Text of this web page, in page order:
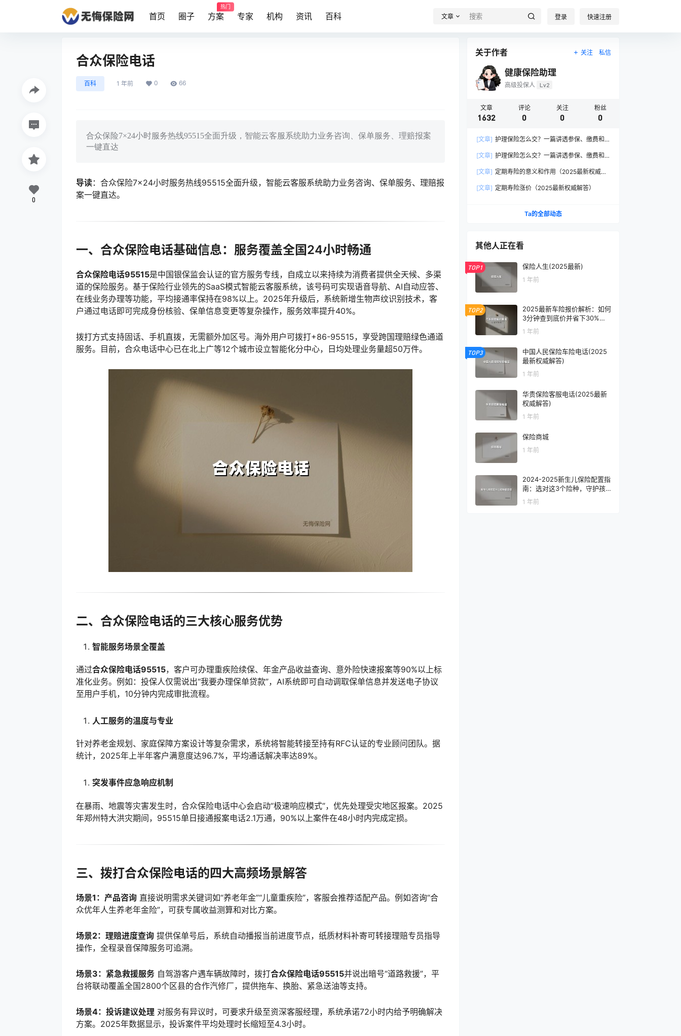
首页 圈子 方案
热门
专家 机构 资讯 百科 文章 登录 快速注册
合众保险电话
百科 1 年前 0 66
合众保险7×24小时服务热线95515全面升级，智能云客服系统助力业务咨询、保单服务、理赔报案
一键直达
导读：合众保险7×24小时服务热线95515全面升级，智能云客服系统助力业务咨询、保单服务、理赔报
案一键直达。
一、合众保险电话基础信息：服务覆盖全国24小时畅通
合众保险电话95515是中国银保监会认证的官方服务专线，自成立以来持续为消费者提供全天候、多渠
道的保险服务。基于保险行业领先的SaaS模式智能云客服系统，该号码可实现语音导航、AI自动应答、
在线业务办理等功能，平均接通率保持在98%以上。2025年升级后，系统新增生物声纹识别技术，客
户通过电话即可完成身份核验、保单信息变更等复杂操作，服务效率提升40%。
拨打方式支持固话、手机直拨，无需额外加区号。海外用户可拨打+86-95515，享受跨国理赔绿色通道
服务。目前，合众电话中心已在北上广等12个城市设立智能化分中心，日均处理业务量超50万件。
二、合众保险电话的三大核心服务优势
智能服务场景全覆盖
通过合众保险电话95515，客户可办理重疾险续保、年金产品收益查询、意外险快速报案等90%以上标
准化业务。例如：投保人仅需说出“我要办理保单贷款”，AI系统即可自动调取保单信息并发送电子协议
至用户手机，10分钟内完成审批流程。
人工服务的温度与专业
针对养老金规划、家庭保障方案设计等复杂需求，系统将智能转接至持有RFC认证的专业顾问团队。据
统计，2025年上半年客户满意度达96.7%，平均通话解决率达89%。
突发事件应急响应机制
在暴雨、地震等灾害发生时，合众保险电话中心会启动“极速响应模式”，优先处理受灾地区报案。2025
年郑州特大洪灾期间，95515单日接通报案电话2.1万通，90%以上案件在48小时内完成定损。
三、拨打合众保险电话的四大高频场景解答
场景1：产品咨询 直接说明需求关键词如“养老年金”“儿童重疾险”，客服会推荐适配产品。例如咨询“合
众优年人生养老年金险”，可获专属收益测算和对比方案。
场景2：理赔进度查询 提供保单号后，系统自动播报当前进度节点，纸质材料补寄可转接理赔专员指导
操作，全程录音保障服务可追溯。
场景3：紧急救援服务 自驾游客户遇车辆故障时，拨打合众保险电话95515并说出暗号“道路救援”，平
台将联动覆盖全国2800个区县的合作汽修厂，提供拖车、换胎、紧急送油等支持。
场景4：投诉建议处理 对服务有异议时，可要求升级至资深客服经理，系统承诺72小时内给予明确解决
方案。2025年数据显示，投诉案件平均处理时长缩短至4.3小时。
0
关于作者 关注 私信
健康保险助理
高级投保人 Lv2
文章
1632
评论
0
关注
0
粉丝
0
[文章] 护理保险怎么交？一篇讲透参保、缴费和
[文章] 护理保险怎么交？一篇讲透参保、缴费和
[文章] 定期寿险的意义和作用（2025最新权威解
[文章] 定期寿险涨价（2025最新权威解答）
Ta的全部动态
其他人正在看
TOP1 保险人生(2025最新)
1 年前
TOP2
2025最新车险报价解析：如何
3分钟查到底价并省下30%保
费？
1 年前
TOP3
中国人民保险车险电话(2025
最新权威解答)
1 年前
华贵保险客服电话(2025最新
权威解答)
1 年前
保险商城
1 年前
2024-2025新生儿保险配置指
南：选对这3个险种，守护孩
子黄金成长期
1 年前